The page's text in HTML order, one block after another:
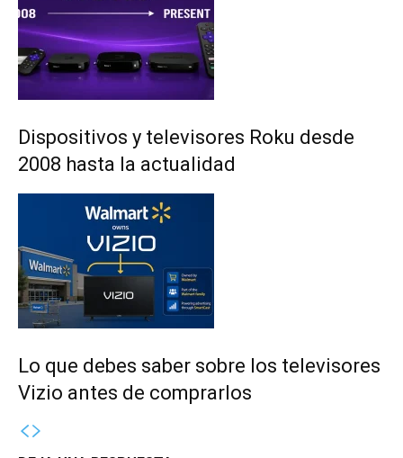
Dispositivos y televisores Roku desde
2008 hasta la actualidad
Lo que debes saber sobre los televisores
Vizio antes de comprarlos